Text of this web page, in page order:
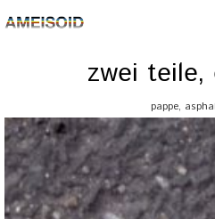
zwei teile,
pappe,